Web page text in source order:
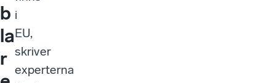
b
la
r
i
EU,
skriver
experterna